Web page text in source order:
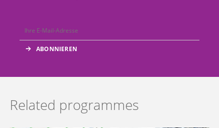
Related programmes